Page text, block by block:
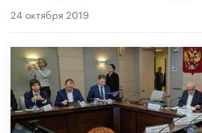
24 октября 2019